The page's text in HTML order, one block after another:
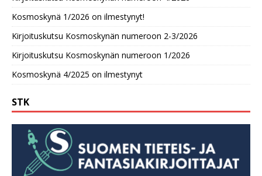
Kosmoskynä 1/2026 on ilmestynyt!
Kirjoituskutsu Kosmoskynän numeroon 2-3/2026
Kirjoituskutsu Kosmoskynän numeroon 1/2026
Kosmoskynä 4/2025 on ilmestynyt
STK